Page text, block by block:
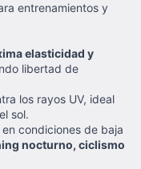
entrenamientos y
elasticidad y
libertad de
los rayos UV, ideal
sol.
condiciones de baja
nocturno, ciclismo